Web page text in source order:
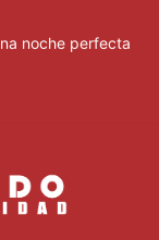
noche perfecta
contra la
de gas en